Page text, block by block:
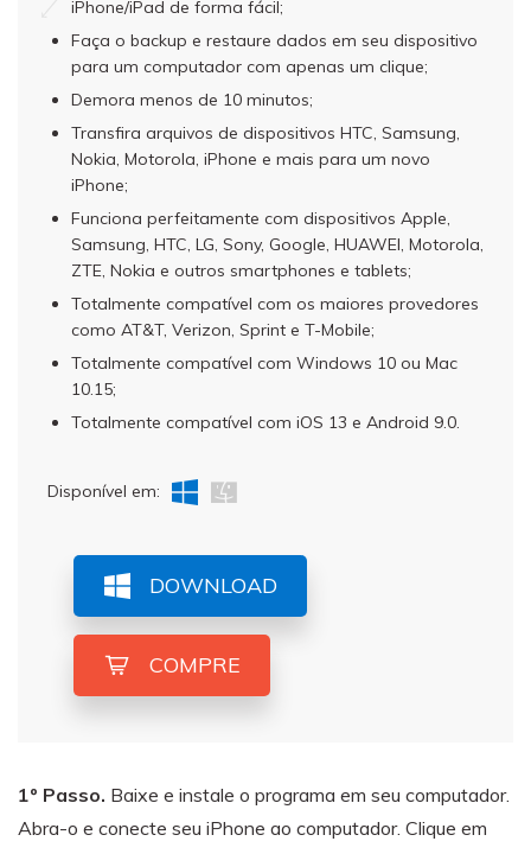
iPhone/iPad de forma fácil;
Faça o backup e restaure dados em seu dispositivo
para um computador com apenas um clique;
Demora menos de 10 minutos;
Transfira arquivos de dispositivos HTC, Samsung,
Nokia, Motorola, iPhone e mais para um novo
iPhone;
Funciona perfeitamente com dispositivos Apple,
Samsung, HTC, LG, Sony, Google, HUAWEI, Motorola,
ZTE, Nokia e outros smartphones e tablets;
Totalmente compatível com os maiores provedores
como AT&T, Verizon, Sprint e T-Mobile;
Totalmente compatível com Windows 10 ou Mac
10.15;
Totalmente compatível com iOS 13 e Android 9.0.
Disponível em:
DOWNLOAD
COMPRE
1º Passo. Baixe e instale o programa em seu computador.
Abra-o e conecte seu iPhone ao computador. Clique em